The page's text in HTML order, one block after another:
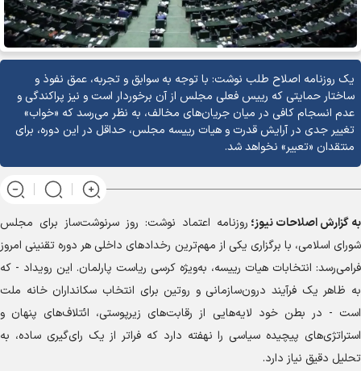
یک روزنامه اصلاح طلب نوشت: با توجه به سوابق و تجربه، عمق نفوذ و
ساختار حمایتی که رییس فعلی مجلس از آن برخوردار است و نیز پراکندگی و
عدم انسجام کافی در میان جریان‌های مخالف، به نظر می‌رسد که «خواب»
تغییر جدی در آرایش قدرت و هیات رییسه مجلس، حداقل در این دوره، برای
منتقدان «تعبیر» نخواهد شد.
به گزارشاصلاحات نیوز؛ روزنامه اعتماد نوشت: روز سرنوشت‌ساز برای مجلس
شورای اسلامی، با برگزاری یکی از مهم‌ترین رخداد‌های داخلی هر دوره تقنینی امروز
فرامی‌رسد: انتخابات هیات رییسه، به‌ویژه کرسی ریاست پارلمان. این رویداد - که
به ظاهر یک فرآیند درون‌سازمانی و روتین برای انتخاب سکانداران خانه ملت
است - در بطن خود لایه‌هایی از رقابت‌های زیرپوستی، ائتلاف‌های پنهان و
استراتژی‌های پیچیده سیاسی را نهفته دارد که فراتر از یک رای‌گیری ساده، به
تحلیل دقیق نیاز دارد.